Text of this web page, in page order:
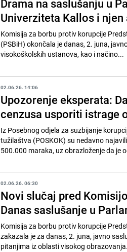
Drama na saslušanju u
Univerziteta Kallos i
Komisija za borbu protiv korupcije
(PSBiH) okončala je danas, 2. juna,
visokoškolskih ustanova, kao i načino...
02.06.26. 14:06
Upozorenje eksperata:
cenzusa usporiti istrage
Iz Posebnog odjela za suzbijanje
tužilaštva (POSKOK) su nedavno
500.000 maraka, uz obrazloženje da je
02.06.26. 06:30
Novi slučaj pred
Danas saslušanje u
Komisija za borbu protiv korupcije
zakazala je za danas, 2. juna, javno
pitanjima iz oblasti visokog